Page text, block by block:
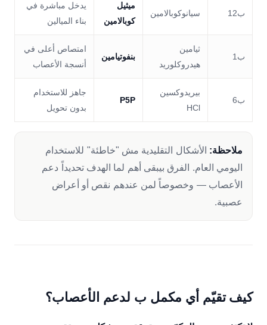
ب12 سيانوكوبالامين
ميثيل
كوبالامين
يدخل مباشرة في
بناء الميالين
ب1
ثيامين
هيدروكلوريد
بنفوتيامين
امتصاص أعلى في
أنسجة الأعصاب
ب6
بيريدوكسين
HCl
P5P
جاهز للاستخدام
بدون تحويل
ملاحظة: الأشكال التقليدية مش "خاطئة" للاستخدام
اليومي العام. الفرق بيبقى أهم لما الهدف تحديداً دعم
الأعصاب — وخصوصاً لمن عندهم نقص أو أعراض
عصبية.
كيف تقيّم أي مكمل ب لدعم الأعصاب؟